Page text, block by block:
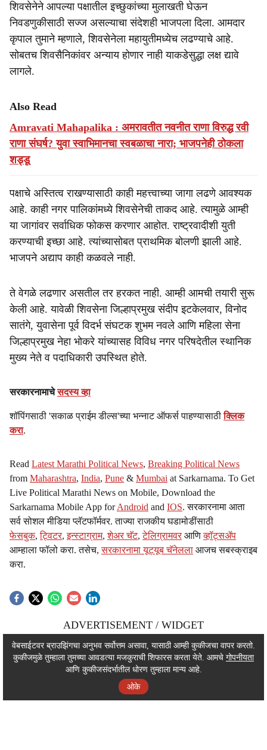
शिवसेनेने आपल्या पक्षातील इच्छुकांच्या मुलाखती घेऊन
निवडणुकीसाठी सज्ज असल्याचा संदेशही भाजपला दिला. आमदार
कृपाल तुमाने म्हणाले, शिवसेनेला महायुतीमध्येच लढण्याचे आहे.
सोबतच शिवसैनिकांवर अन्याय होणार नाही याकडेसुद्धा लक्ष द्यावे
लागले.
Also Read
Amravati Mahapalika : अमरावतीत नवनीत राणा विरुद्ध रवी
राणा संघर्ष? युवा स्वाभिमानचा स्वबळाचा नारा; भाजपनेही ठोकला
शड्डू
पक्षाचे अस्तित्व राखण्यासाठी काही महत्त्वाच्या जागा लढणे आवश्यक
आहे. काही नगर पालिकांमध्ये शिवसेनेची ताकद आहे. त्यामुळे आम्ही
या जागांवर सर्वाधिक फोकस करणार आहोत. राष्ट्रवादीशी युती
करण्याची इच्छा आहे. त्यांच्यासोबत प्राथमिक बोलणी झाली आहे.
भाजपने अद्याप काही कळवले नाही.
ते वेगळे लढणार असतील तर हरकत नाही. आम्ही आमची तयारी सुरू
केली आहे. यावेळी शिवसेना जिल्हाप्रमुख संदीप इटकेलवार, विनोद
सातंगे, युवासेना पूर्व विदर्भ संघटक शुभम नवले आणि महिला सेना
जिल्हाप्रमुख नेहा भोकरे यांच्यासह विविध नगर परिषदेतील स्थानिक
मुख्य नेते व पदाधिकारी उपस्थित होते.
सरकारनामाचेसदस्य व्हा
शॉपिंगसाठी 'सकाळ प्राईम डील्स'च्या भन्नाट ऑफर्स पाहण्यासाठीक्लिक
करा.
Read Latest Marathi Political News, Breaking Political News
from Maharashtra, India, Pune & Mumbai at Sarkarnama. To Get
Live Political Marathi News on Mobile, Download the
Sarkarnama Mobile App forAndroid and IOS. सरकारनामा आता
सर्व सोशल मीडिया प्लॅटफॉर्मवर. ताज्या राजकीय घडामोडींसाठी
फेसबुक,ट्विटर,इन्स्टाग्राम,शेअर चॅट,टेलिग्रामवर आणिव्हॉट्सॲप
आम्हाला फॉलो करा. तसेच,सरकारनामा यूट्यूब चॅनेलला आजच सबस्क्राइब
करा.
ADVERTISEMENT / WIDGET
ADVERTISEMENT / WIDGET
ADVERTISEMENT / WIDGET
वेबसाईटवर ब्राउझिंगचा अनुभव सर्वोत्तम असावा, यासाठी आम्ही कुकीजचा वापर करतो.
कुकीजमुळे तुम्हाला तुमच्या आवडत्या मजकुराची शिफारस करता येते. आमचे गोपनीयता
आणि कुकीजसंदर्भातील धोरण तुम्हाला मान्य आहे.
ओके